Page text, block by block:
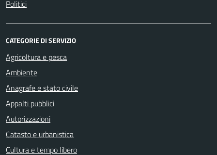
Politici
CATEGORIE DI SERVIZIO
Agricoltura e pesca
Ambiente
Anagrafe e stato civile
Appalti pubblici
Autorizzazioni
Catasto e urbanistica
Cultura e tempo libero